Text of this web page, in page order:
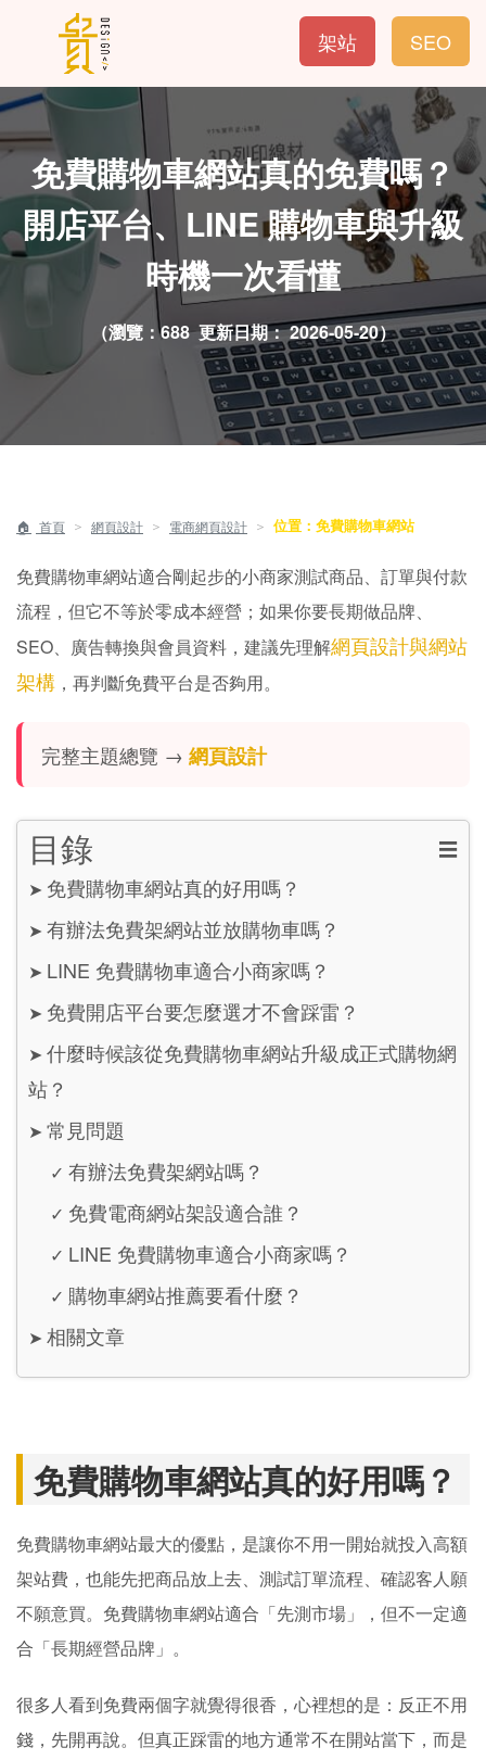
SEO
架站
免費購物車網站真的免費嗎？
開店平台、LINE 購物車與升級
時機一次看懂
（瀏覽：688 更新日期：2026-05-20）
首頁 ＞ 網頁設計 ＞ 電商網頁設計 ＞ 位置：免費購物車網站
免費購物車網站適合剛起步的小商家測試商品、訂單與付款
流程，但它不等於零成本經營；如果你要長期做品牌、
SEO、廣告轉換與會員資料，建議先理解網頁設計與網站
架構 ，再判斷免費平台是否夠用。
完整主題總覽 → 網頁設計
目錄 ☰
➤ 免費購物車網站真的好用嗎？
➤ 有辦法免費架網站並放購物車嗎？
➤ LINE 免費購物車適合小商家嗎？
➤ 免費開店平台要怎麼選才不會踩雷？
➤ 什麼時候該從免費購物車網站升級成正式購物網
站？
➤ 常見問題
✓ 有辦法免費架網站嗎？
✓ 免費電商網站架設適合誰？
✓ LINE 免費購物車適合小商家嗎？
✓ 購物車網站推薦要看什麼？
➤ 相關文章
免費購物車網站真的好用嗎？
免費購物車網站最大的優點，是讓你不用一開始就投入高額
架站費，也能先把商品放上去、測試訂單流程、確認客人願
不願意買。免費購物車網站適合「先測市場」，但不一定適
合「長期經營品牌」。
很多人看到免費兩個字就覺得很香，心裡想的是：反正不用
錢，先開再說。但真正踩雷的地方通常不在開站當下，而是